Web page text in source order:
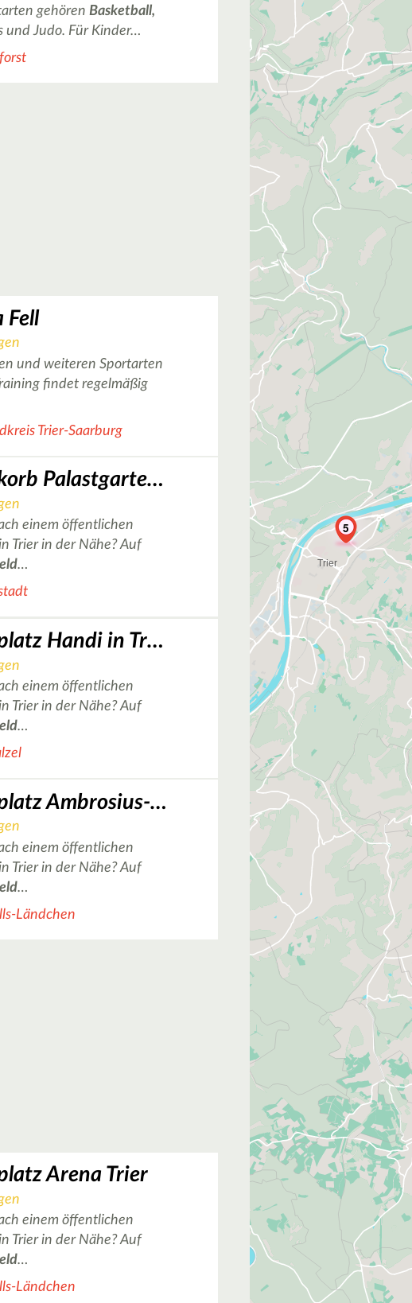
gehören Basketball,
und Judo. Für Kinder…
Fell
und weiteren Sportarten
findet regelmäßig
Trier-Saarburg
Basketballkorb Palastgarten in Trier
einem öffentlichen
Trier in der Nähe? Auf
…
Basketballplatz Handi in Trier
einem öffentlichen
Trier in der Nähe? Auf
…
Basketballplatz Ambrosius-Grundschule in Trier
einem öffentlichen
Trier in der Nähe? Auf
…
Ländchen
Arena Trier
einem öffentlichen
Trier in der Nähe? Auf
…
Ländchen
5